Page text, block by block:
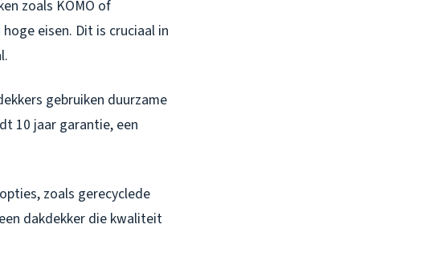
zoals KOMO of
eisen. Dit is cruciaal in
gebruiken duurzame
10 jaar garantie, een
zoals gerecyclede
dakdekker die kwaliteit